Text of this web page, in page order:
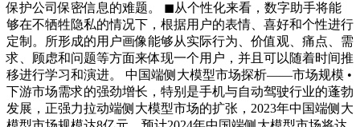
保护公司保密信息的难题。 ◼从个性化来看，数字助手将能
够在不牺牲隐私的情况下，根据用户的表情、喜好和个性进行
定制。所形成的用户画像能够从实际行为、价值观、痛点、需
求、顾虑和问题等方面来体现一个用户，并且可以随着时间推
移进行学习和演进。 中国端侧大模型市场探析——市场规模 •
下游市场需求的强劲增长，特别是手机与自动驾驶行业的蓬勃
发展，正强力拉动端侧大模型市场的扩张，2023年中国端侧大